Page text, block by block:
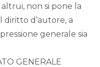
non si pone la
d’autore, a
generale sia
GENERALE